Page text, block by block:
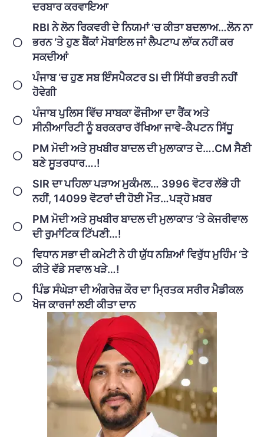
ਦਰਬਾਰ ਕਰਵਾਇਆ
RBI ਨੇ ਲੋਨ ਰਿਕਵਰੀ ਦੇ ਨਿਯਮਾਂ ‘ਚ ਕੀਤਾ ਬਦਲਾਅ…ਲੋਨ ਨਾ
ਭਰਨ ‘ਤੇ ਹੁਣ ਬੈਂਕਾਂ ਮੋਬਾਇਲ ਜਾਂ ਲੈਪਟਾਪ ਲਾੱਕ ਨਹੀਂ ਕਰ
ਸਕਦੀਆਂ
ਪੰਜਾਬ ‘ਚ ਹੁਣ ਸਬ ਇੰਸਪੈਕਟਰ SI ਦੀ ਸਿੱਧੀ ਭਰਤੀ ਨਹੀਂ
ਹੋਵੇਗੀ
ਪੰਜਾਬ ਪੁਲਿਸ ਵਿੱਚ ਸਾਬਕਾ ਫੌਜੀਆ ਦਾ ਰੈਂਕ ਅਤੇ
ਸੀਨੀਆਰਿਟੀ ਨੂੰ ਬਰਕਰਾਰ ਰੱਖਿਆ ਜਾਵੇ-ਕੈਪਟਨ ਸਿੱਧੂ
PM ਮੋਦੀ ਅਤੇ ਸੁਖਬੀਰ ਬਾਦਲ ਦੀ ਮੁਲਾਕਾਤ ਦੇ….CM ਸੈਣੀ
ਬਣੇ ਸੂਤਰਧਾਰ….!
SIR ਦਾ ਪਹਿਲਾ ਪੜਾਅ ਮੁਕੰਮਲ… 3996 ਵੋਟਰ ਲੱਭੇ ਹੀ
ਨਹੀਂ, 14099 ਵੋਟਰਾਂ ਦੀ ਹੋਈ ਮੌਤ…ਪੜ੍ਹੋ ਖ਼ਬਰ
PM ਮੋਦੀ ਅਤੇ ਸੁਖਬੀਰ ਬਾਦਲ ਦੀ ਮੁਲਾਕਾਤ ‘ਤੇ ਕੇਜਰੀਵਾਲ
ਦੀ ਰੁਮਾਂਟਿਕ ਟਿੱਪਣੀ…!
ਵਿਧਾਨ ਸਭਾ ਦੀ ਕਮੇਟੀ ਨੇ ਹੀ ਯੁੱਧ ਨਸ਼ਿਆਂ ਵਿਰੁੱਧ ਮੁਹਿੰਮ ‘ਤੇ
ਕੀਤੇ ਵੱਡੇ ਸਵਾਲ ਖੜੇ…!
ਪਿੰਡ ਸੰਘੇੜਾ ਦੀ ਅੰਗਰੇਜ਼ ਕੌਰ ਦਾ ਮ੍ਰਿਤਕ ਸਰੀਰ ਮੈਡੀਕਲ
ਖੋਜ ਕਾਰਜਾਂ ਲਈ ਕੀਤਾ ਦਾਨ